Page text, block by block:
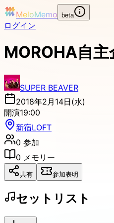
MeloMemo beta
ログイン
MOROHA自
SUPER BEAVER
2018年2月14日(水)
開演19:00
新宿LOFT
0 参加
0 メモリー
共有 参加表明
セットリスト